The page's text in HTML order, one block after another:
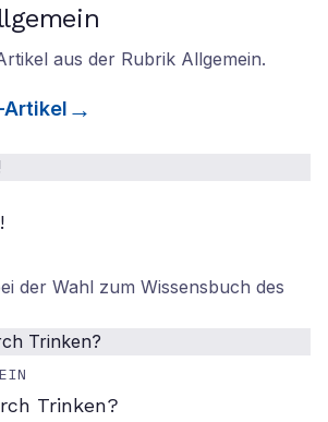
aus der Rubrik Allgemein.
Artikel
der Wahl zum Wissensbuch des
Trinken?